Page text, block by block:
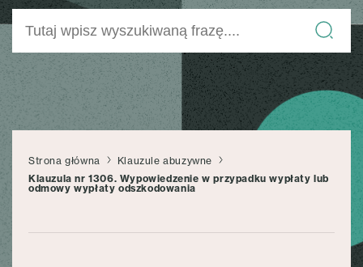
Strona główna
Klauzule abuzywne
Klauzula nr 1306. Wypowiedzenie w przypadku wypłaty lub
odmowy wypłaty odszkodowania